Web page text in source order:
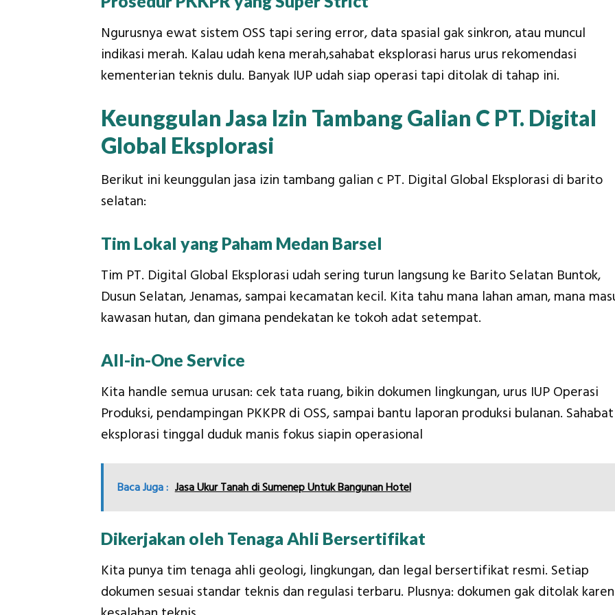
Ngurusnya ewat sistem OSS tapi sering error, data spasial gak sinkron, atau muncul
indikasi merah. Kalau udah kena merah,sahabat eksplorasi harus urus rekomendasi
kementerian teknis dulu. Banyak IUP udah siap operasi tapi ditolak di tahap ini.
Keunggulan Jasa Izin Tambang Galian C PT. Digital
Global Eksplorasi
Berikut ini keunggulan jasa izin tambang galian c PT. Digital Global Eksplorasi di barito
selatan:
Tim Lokal yang Paham Medan Barsel
Tim PT. Digital Global Eksplorasi udah sering turun langsung ke Barito Selatan Buntok,
Dusun Selatan, Jenamas, sampai kecamatan kecil. Kita tahu mana lahan aman, mana
kawasan hutan, dan gimana pendekatan ke tokoh adat setempat.
All-in-One Service
Kita handle semua urusan: cek tata ruang, bikin dokumen lingkungan, urus IUP Operasi
Produksi, pendampingan PKKPR di OSS, sampai bantu laporan produksi bulanan. Sahabat
eksplorasi tinggal duduk manis fokus siapin operasional
Baca Juga : Jasa Ukur Tanah di Sumenep Untuk Bangunan Hotel
Dikerjakan oleh Tenaga Ahli Bersertifikat
Kita punya tim tenaga ahli geologi, lingkungan, dan legal bersertifikat resmi. Setiap
dokumen sesuai standar teknis dan regulasi terbaru. Plusnya: dokumen gak ditolak